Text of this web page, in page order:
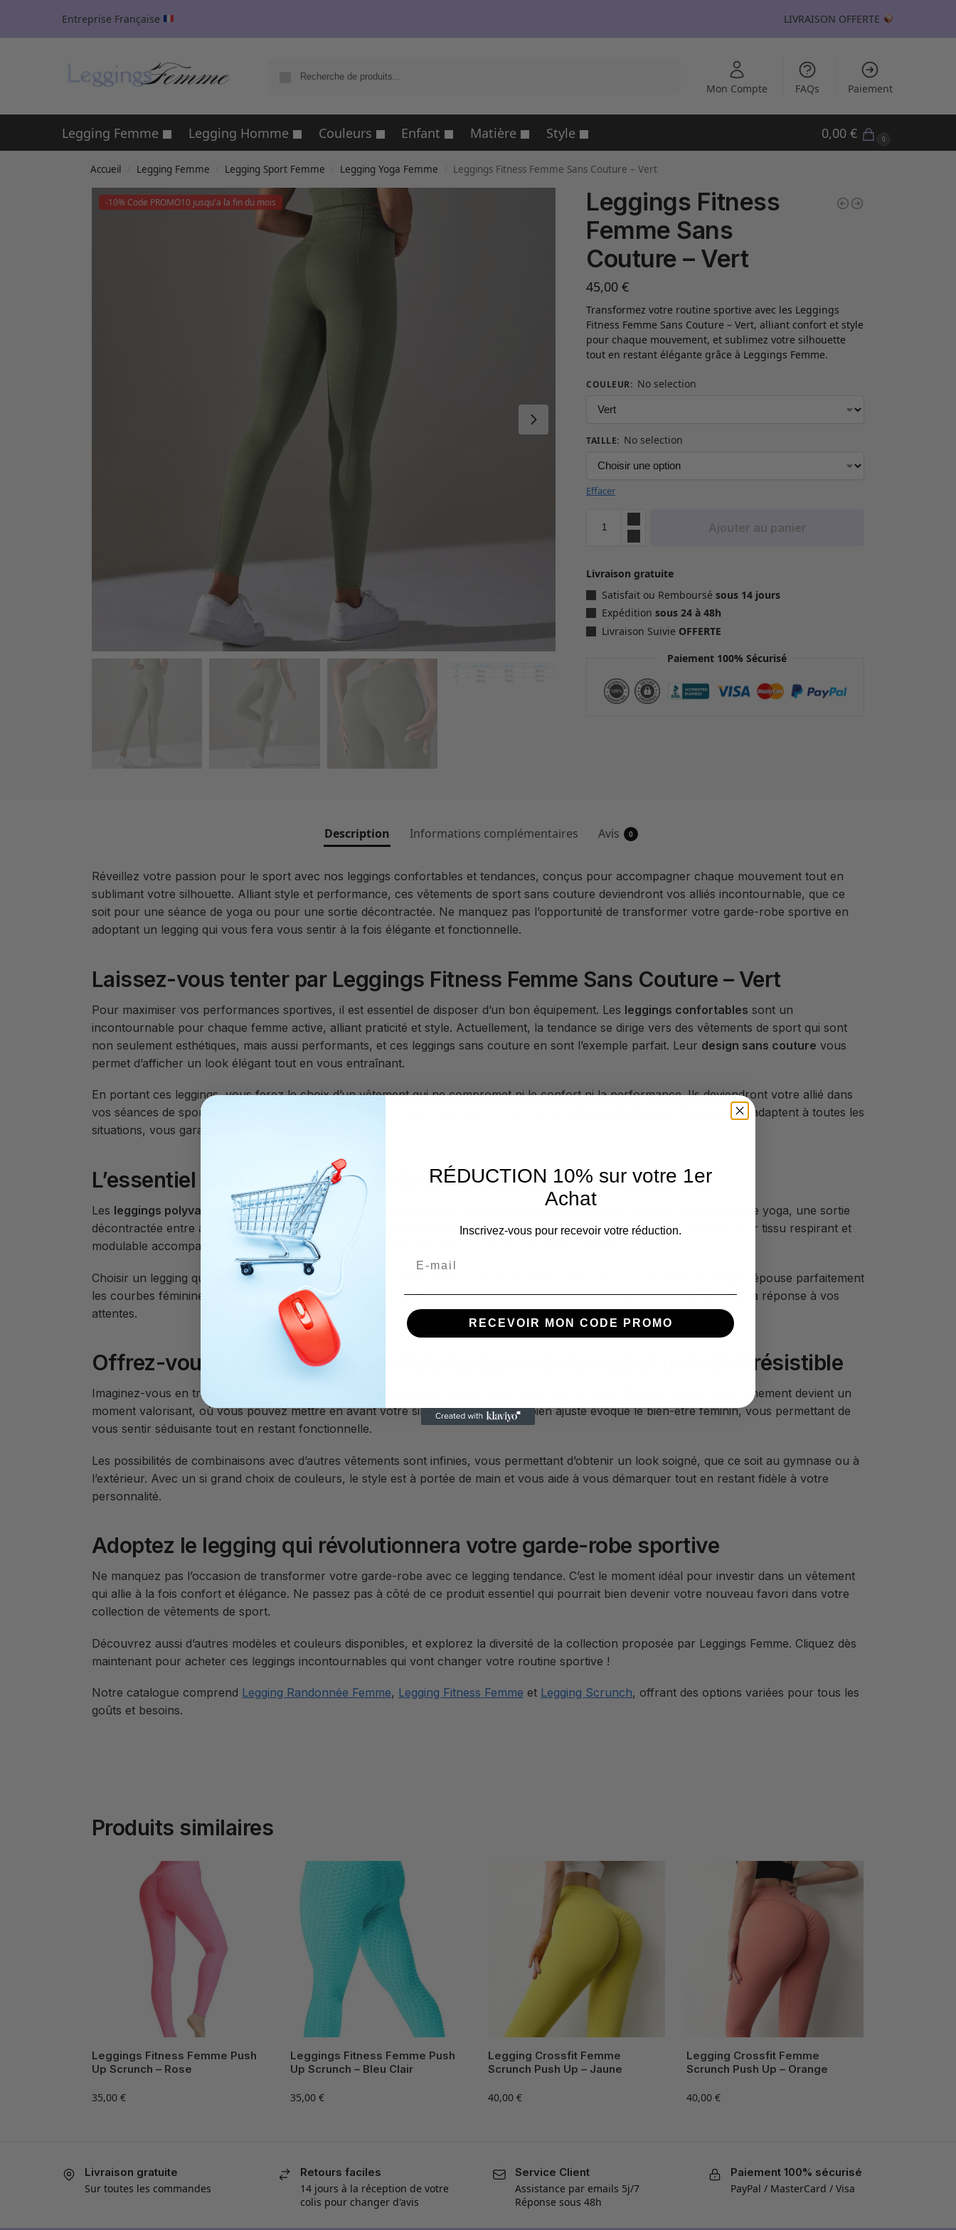
Entreprise Française LIVRAISON OFFERTE
Mon Compte FAQs Paiement
Legging Femme Legging Homme Couleurs Enfant Matière Style 0,00 € 0
Accueil Legging Femme Legging Sport Femme Legging Yoga Femme Leggings Fitness Femme Sans Couture – Vert
-10% Code PROMO10 jusqu'a la fin du mois
Leggings Fitness
Femme Sans
Couture – Vert
45,00€
Transformez votre routine sportive avec les Leggings
Fitness Femme Sans Couture – Vert, alliant confort et style
pour chaque mouvement, et sublimez votre silhouette
tout en restant élégante grâce à Leggings Femme.
COULEUR: No selection
TAILLE: No selection
Effacer
Ajouter au panier
Livraison gratuite
Satisfait ou Remboursésous 14 jours
Expédition sous 24 à 48h
Livraison Suivie OFFERTE
Paiement 100% Sécurisé
Description Informations complémentaires Avis 0
Réveillez votre passion pour le sport avec nos leggings confortables et tendances, conçus pour accompagner chaque mouvement tout en
sublimant votre silhouette. Alliant style et performance, ces vêtements de sport sans couture deviendront vos alliés incontournable, que ce
soit pour une séance de yoga ou pour une sortie décontractée. Ne manquez pas l’opportunité de transformer votre garde-robe sportive en
adoptant un legging qui vous fera vous sentir à la fois élégante et fonctionnelle.
Laissez-vous tenter par Leggings Fitness Femme Sans Couture – Vert
Pour maximiser vos performances sportives, il est essentiel de disposer d’un bon équipement. Les leggings confortables sont un
incontournable pour chaque femme active, alliant praticité et style. Actuellement, la tendance se dirige vers des vêtements de sport qui sont
non seulement esthétiques, mais aussi performants, et ces leggings sans couture en sont l’exemple parfait. Leur design sans couture vous
permet d’afficher un look élégant tout en vous entraînant.
En portant ces leggings, vous ferez le choix d’un vêtement qui ne compromet ni le confort ni la performance. Ils deviendront votre allié dans
vos séances de sport et dans vos moments de détente. Grâce à leur look moderne, ces
vêtements de sport tendancess’adaptent à toutes les
situations, vous garantissant ainsi un style impeccable.
L’essentiel d’un legging adapté à votre style de vie actif
Les leggings polyvalents
sont indispensables pour toutes celles qui mènent une vie active. Que ce soit pour une séance de yoga, une sortie
décontractée entre amis, ou tout simplement pour se détendre à la maison, ces leggings s’adaptent à chaque moment. Leur tissu respirant et
modulable accompagne chacun de vos mouvements, vous assurant un confort quotidien inégalé.
Choisir un legging qui s’adapte à votre morphologie est primordial pour votre bien-être. Avec sa coupe ajustée, ce legging épouse parfaitement
les courbes féminines tout en offrant une grande liberté de mouvement. Si votre confort compte, alors ces leggings sont la réponse à vos
attentes.
Offrez-vous un legging fitness femme sans couture pour un look irrésistible
Imaginez-vous en train de porter ce legging, alliant performance et style dans toutes vos activités. Chaque séance d’entraînement devient un
moment valorisant, où vous pouvez mettre en avant votre silhouette. Ce legging bien ajusté évoque le bien-être féminin, vous permettant de
vous sentir séduisante tout en restant fonctionnelle.
Les possibilités de combinaisons avec d’autres vêtements sont infinies, vous permettant d’obtenir un look soigné, que ce soit au gymnase ou à
l’extérieur. Avec un si grand choix de couleurs, le style est à portée de main et vous aide à vous démarquer tout en restant fidèle à votre
personnalité.
Adoptez le legging qui révolutionnera votre garde-robe sportive
Ne manquez pas l’occasion de transformer votre garde-robe avec ce legging tendance. C’est le moment idéal pour investir dans un vêtement
qui allie à la fois confort et élégance. Ne passez pas à côté de ce produit essentiel qui pourrait bien devenir votre nouveau favori dans votre
collection de vêtements de sport.
Découvrez aussi d’autres modèles et couleurs disponibles, et explorez la diversité de la collection proposée par Leggings Femme. Cliquez dès
maintenant pour acheter ces leggings incontournables qui vont changer votre routine sportive !
Notre catalogue comprend Legging Randonnée Femme, Legging Fitness Femme et Legging Scrunch, offrant des options variées pour tous les
goûts et besoins.
Produits similaires
Leggings Fitness Femme Push
Up Scrunch – Rose
35,00 €
Leggings Fitness Femme Push
Up Scrunch – Bleu Clair
35,00 €
Legging Crossfit Femme
Scrunch Push Up – Jaune
40,00€
Legging Crossfit Femme
Scrunch Push Up – Orange
40,00€
Livraison gratuite
Sur toutes les commandes
Retours faciles
14 jours à la réception de votre
colis pour changer d'avis
Service Client
Assistance par emails 5j/7
Réponse sous 48h
Paiement 100% sécurisé
PayPal / MasterCard / Visa
RÉDUCTION 10% sur votre 1er
Achat
Inscrivez-vous pour recevoir votre réduction.
RECEVOIR MON CODE PROMO